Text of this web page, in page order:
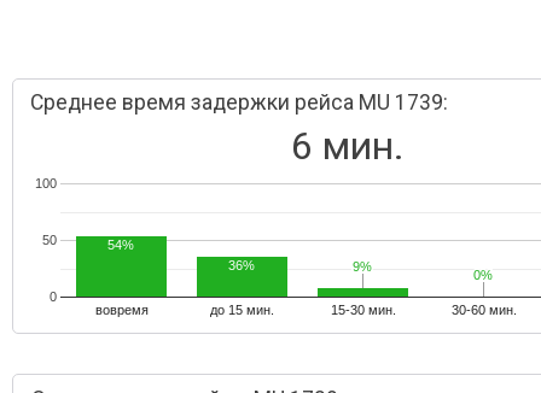
Среднее время задержки рейса MU 1739:
6 мин.
вовремя до 15 мин. 15-30 мин. 30-60 мин.
0
50
100
54%
36%
9%
9%
0%
0%